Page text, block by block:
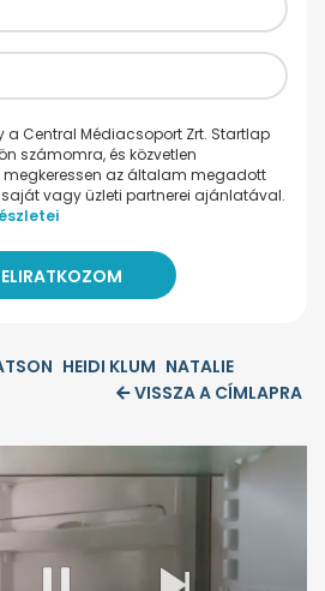
a Central Médiacsoport Zrt. Startlap
számomra, és közvetlen
megkeressen az általam megadott
vagy üzleti partnerei ajánlatával.
HEIDI KLUM NATALIE
VISSZA A CÍMLAPRA